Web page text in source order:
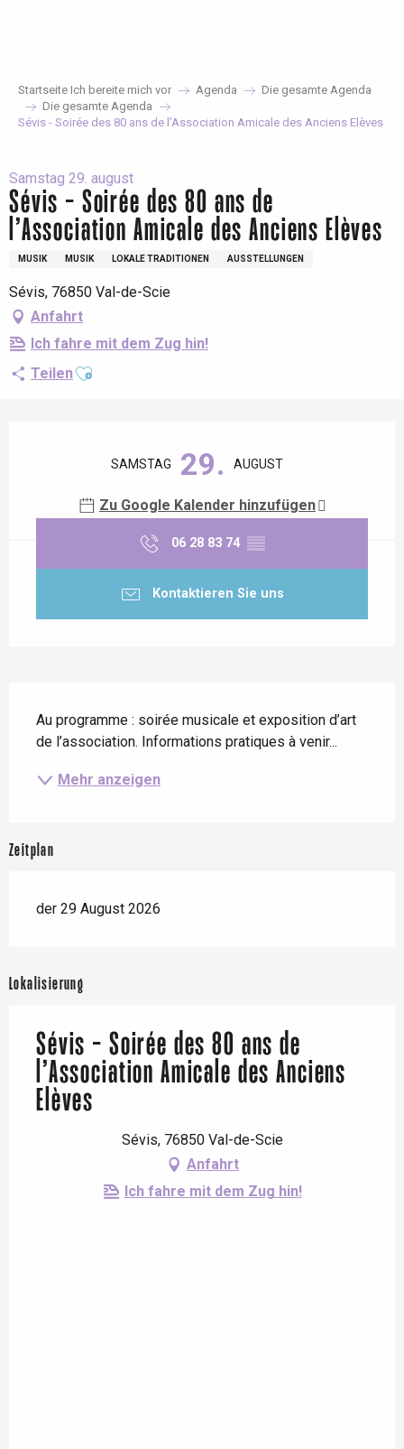
Startseite Ich bereite mich vor Agenda
Die gesamte Agenda
Die gesamte Agenda
Sévis - Soirée des 80 ans de l’Association Amicale des Anciens Elèves
Samstag 29. august
Sévis - Soirée des 80 ans de
l’Association Amicale des Anciens Elèves
MUSIK MUSIK LOKALE TRADITIONEN AUSSTELLUNGEN
Sévis, 76850 Val-de-Scie
Anfahrt
Ich fahre mit dem Zug hin!
TeilenAjouter aux favoris
SAMSTAG 29. AUGUST
Zu Google Kalender hinzufügen
06 28 83 74 ▒▒
Kontaktieren Sie uns
Au programme : soirée musicale et exposition d’art
de l’association. Informations pratiques à venir...
Mehr anzeigen
Zeitplan
der 29 August 2026
Lokalisierung
Sévis - Soirée des 80 ans de
l’Association Amicale des Anciens
Elèves
Sévis, 76850 Val-de-Scie
Anfahrt
Ich fahre mit dem Zug hin!